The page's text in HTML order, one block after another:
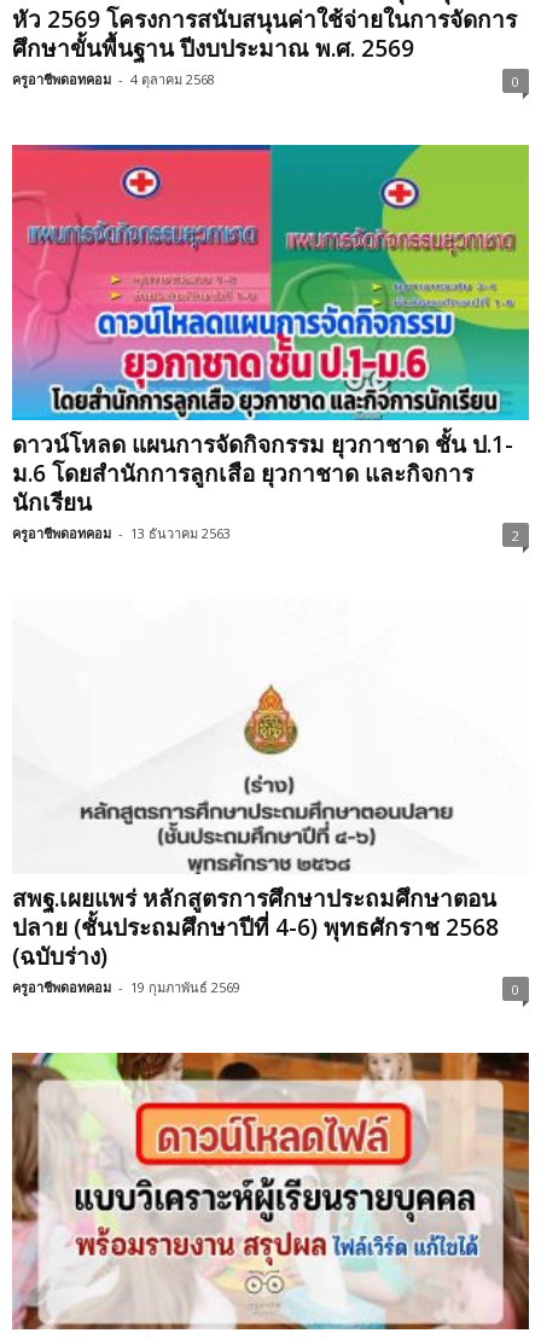
หัว 2569 โครงการสนับสนุนค่าใช้จ่ายในการจัดการ
ศึกษาขั้นพื้นฐาน ปีงบประมาณ พ.ศ. 2569
ครูอาชีพดอทคอม - 4 ตุลาคม 2568 0
ดาวน์โหลด แผนการจัดกิจกรรม ยุวกาชาด ชั้น ป.1-
ม.6 โดยสํานักการลูกเสือ ยุวกาชาด และกิจการ
นักเรียน
ครูอาชีพดอทคอม - 13 ธันวาคม 2563 2
สพฐ.เผยแพร่ หลักสูตรการศึกษาประถมศึกษาตอน
ปลาย (ชั้นประถมศึกษาปีที่ 4-6) พุทธศักราช 2568
(ฉบับร่าง)
ครูอาชีพดอทคอม - 19 กุมภาพันธ์ 2569 0